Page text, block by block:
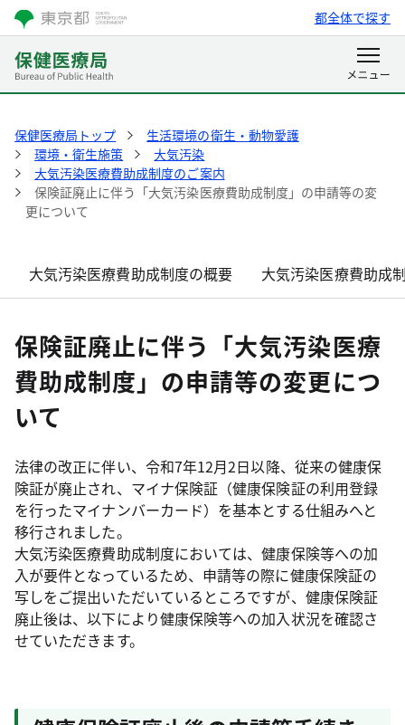
都全体で探す
保健医療局トップ
生活環境の衛生・動物愛護
環境・衛生施策
大気汚染
大気汚染医療費助成制度のご案内
保険証廃止に伴う「大気汚染医療費助成制度」の申請等の変
更について
大気汚染医療費助成制度の概要 大気汚染医療費助成
保険証廃止に伴う「大気汚染医療
費助成制度」の申請等の変更につ
いて
法律の改正に伴い、令和7年12月2日以降、従来の健康保
険証が廃止され、マイナ保険証（健康保険証の利用登録
を行ったマイナンバーカード）を基本とする仕組みへと
移行されました。
大気汚染医療費助成制度においては、健康保険等への加
入が要件となっているため、申請等の際に健康保険証の
写しをご提出いただいているところですが、健康保険証
廃止後は、以下により健康保険等への加入状況を確認さ
せていただきます。